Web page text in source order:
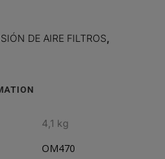
DE AIRE FILTROS
4,1 kg
OM470